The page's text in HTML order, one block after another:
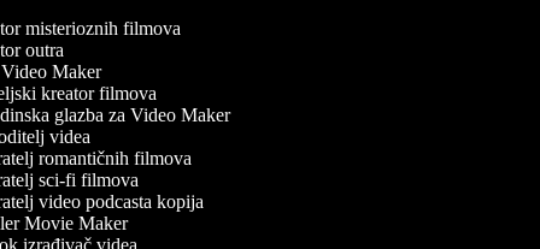
misterioznih filmova
outra
Maker
kreator filmova
glazba za Video Maker
videa
romantičnih filmova
sci-fi filmova
video podcasta kopija
Movie Maker